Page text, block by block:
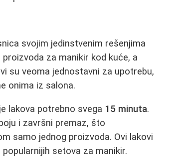
svojim jedinstvenim rešenjima
za manikir kod kuće, a
su veoma jednostavni za upotrebu,
onima iz salona.
lakova potrebno svega 15 minuta.
i završni premaz, što
samo jednog proizvoda. Ovi lakovi
setova za manikir.